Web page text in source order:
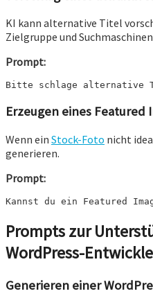
KI kann alternative Titel
Zielgruppe und
Prompt:
Bitte schlage
Erzeugen eines Featured
Wenn ein Stock-Foto nicht
generieren.
Prompt:
Kannst du ein Featured
Prompts zur
WordPress-
Generieren einer